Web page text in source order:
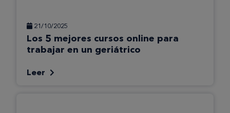
21/10/2025
Los 5 mejores cursos online para
trabajar en un geriátrico
Leer